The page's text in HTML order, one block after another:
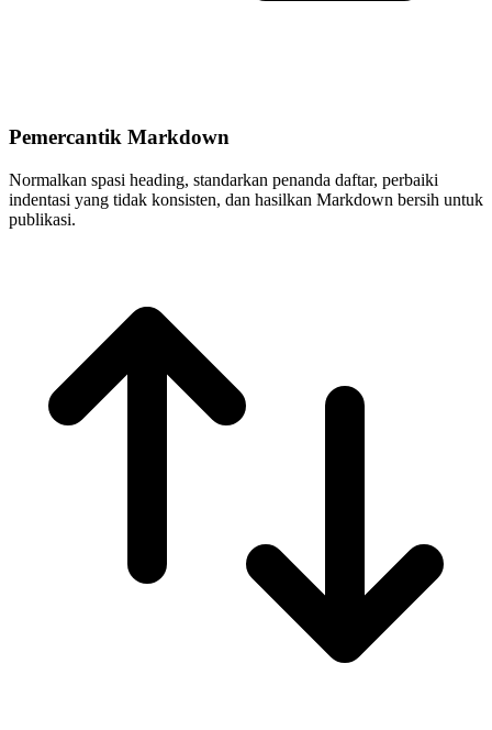
Pemercantik Markdown
Normalkan spasi heading, standarkan penanda daftar, perbaiki
indentasi yang tidak konsisten, dan hasilkan Markdown bersih untuk
publikasi.